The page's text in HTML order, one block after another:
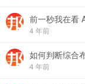
前一秒我在看
4 年前
如何判断综合
4 年前